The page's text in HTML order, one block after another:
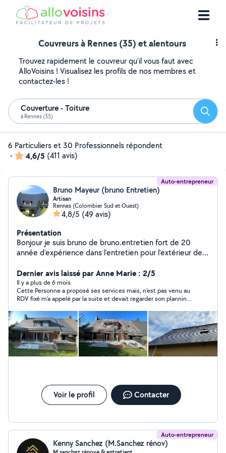
Couvreurs à Rennes (35) et alentours
Trouvez rapidement le couvreur qu'il vous faut avec
AlloVoisins ! Visualisez les profils de nos membres et
contactez-les !
Couverture - Toiture
à Rennes (35)
6 Particuliers et 30 Professionnels répondent
-
4,6/5 (411 avis)
Auto-entrepreneur
Bruno Mayeur (bruno Entretien)
Artisan
Rennes (Colombier Sud et Ouest)
4,8/5 (49 avis)
Présentation
Bonjour je suis bruno de bruno.entretien fort de 20
année d'expérience dans l'entretien pour l'extérieur de
adaptés pour des intervention simple et rapide en toute
sécurité Vous pouvez me contacter je serai ravi
d'intervenir chez vous cordialement Bruno de Bruno
Entretien
Dernier avis laissé par Anne Marie : 2/5
Il y a plus de 6 mois
Cette Personne a proposé ses services mais, n'est pas venu au
RDV fixé m'a appelé par la suite et devait regarder son planning
le dit franchement.
Voir le profil Contacter
Auto-entrepreneur
Kenny Sanchez (M.Sanchez rénov)